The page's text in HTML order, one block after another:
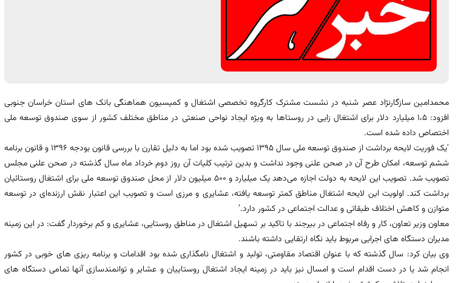
محمدامین سازگارنژاد عصر شنبه در نشست مشترک کارگروه تخصصی اشتغال و کمیسیون هماهنگی بانک های استان خراسان جنوبی
افزود: 1،5 میلیارد دلار برای اشتغال زایی در روستاها به ویژه ایجاد نواحی صنعتی در مناطق مختلف کشور از سوی صندوق توسعه ملی
اختصاص داده شده است.
‘یک فوریت لایحه برداشت از صندوق توسعه ملی سال 1395 تصویب شده بود اما به دلیل تقارن با بررسی قانون بودجه 1396 و قانون برنامه
ششم توسعه، امکان طرح آن در صحن علنی وجود نداشت و بدین ترتیب کلیات آن روز دوم خرداد ماه سال گذشته در صحن علنی مجلس
تصویب شد. تصویب این لایحه به دولت اجازه می‌دهد یک میلیارد و 500 میلیون دلار از محل صندوق توسعه ملی برای اشتغال روستائیان
برداشت کند. اولویت این لایحه اشتغال مناطق کمتر توسعه یافته، عشایری و مرزی است و تصویب این اعتبار نقش ارزنده‌ای در توسعه
متوازن و کاهش اختلاف طبقاتی و عدالت اجتماعی در کشور دارد.’
معاون وزیر تعاون، کار و رفاه اجتماعی در بیرجند با تاکید بر تسهیل اشتغال در مناطق روستایی، عشایری و کم برخوردار گفت: در این زمینه
مدیران دستگاه های اجرایی مربوط باید نگاه ارتقایی داشته باشند.
وی بیان کرد: سال گذشته که با عنوان اقتصاد مقاومتی، تولید و اشتغال نامگذاری شده بود اقدامات و برنامه ریزی های خوبی در کشور
انجام شد یا در دست اقدام است و امسال نیز باید در زمینه ایجاد اشتغال روستاییان و عشایر و توانمندسازی آنها تمامی دستگاه های